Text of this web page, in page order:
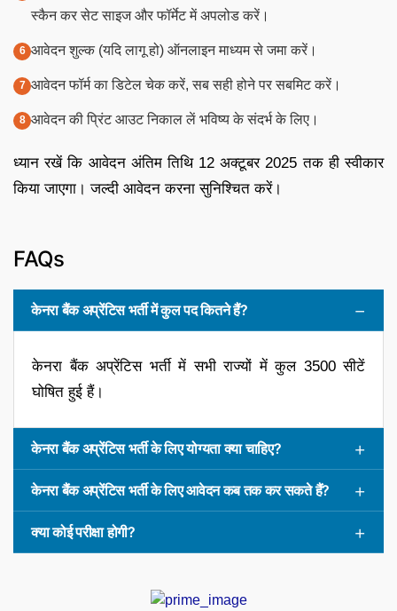
स्कैन कर सेट साइज और फॉर्मेट में अपलोड करें।
आवेदन शुल्क (यदि लागू हो) ऑनलाइन माध्यम से जमा करें।
आवेदन फॉर्म का डिटेल चेक करें, सब सही होने पर सबमिट करें।
आवेदन की प्रिंट आउट निकाल लें भविष्य के संदर्भ के लिए।
ध्यान रखें कि आवेदन अंतिम तिथि 12 अक्टूबर 2025 तक ही स्वीकार
किया जाएगा। जल्दी आवेदन करना सुनिश्चित करें।
FAQs
केनरा बैंक अप्रेंटिस भर्ती में कुल पद कितने हैं?
केनरा बैंक अप्रेंटिस भर्ती में सभी राज्यों में कुल 3500 सीटें
घोषित हुई हैं।
केनरा बैंक अप्रेंटिस भर्ती के लिए योग्यता क्या चाहिए?
केनरा बैंक अप्रेंटिस भर्ती के लिए आवेदन कब तक कर सकते हैं?
क्या कोई परीक्षा होगी?